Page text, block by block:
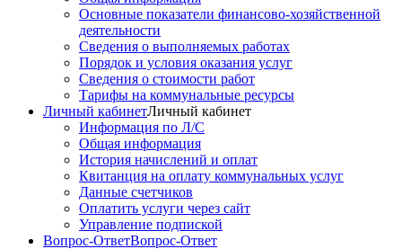
Основные показатели финансово-хозяйственной
деятельности
Сведения о выполняемых работах
Порядок и условия оказания услуг
Сведения о стоимости работ
Тарифы на коммунальные ресурсы
Личный кабинетЛичный кабинет
Информация по Л/С
Общая информация
История начислений и оплат
Квитанция на оплату коммунальных услуг
Данные счетчиков
Оплатить услуги через сайт
Управление подпиской
Вопрос-ОтветВопрос-Ответ